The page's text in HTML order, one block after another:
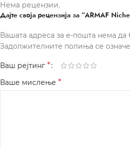
Нема рецензии.
Дајте своја рецензија за “ARMAF
Вашата адреса за е-пошта нема да
Задолжителните полиња се
Ваш рејтинг *
Ваше мислење *